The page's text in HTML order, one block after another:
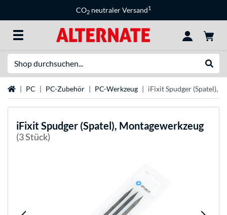
CO2 neutraler Versand1
Startseite
PC PC-Zubehör PC-Werkzeug iFixit Spudger (Spatel),
iFixitSpudger (Spatel), Montagewerkzeug
(3 Stück)